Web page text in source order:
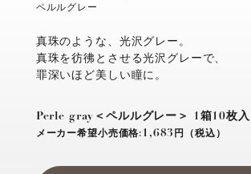
ペルルグレー
真珠のような、光沢グレー。
真珠を彷彿とさせる光沢グレーで、
罪深いほど美しい瞳に。
Perle gray＜ペルルグレー＞ 1箱10枚入
メーカー希望小売価格: 1,683 円（税込）